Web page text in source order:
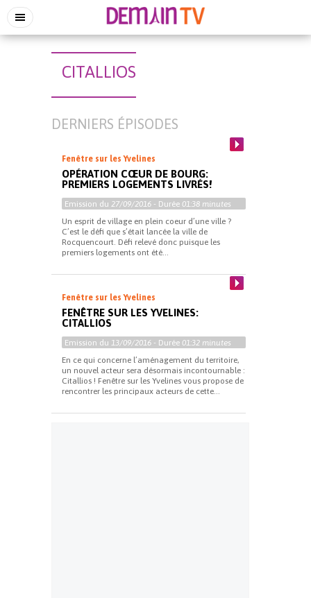
CITALLIOS
DERNIERS ÉPISODES
Fenêtre sur les Yvelines
OPÉRATION CŒUR DE BOURG:
PREMIERS LOGEMENTS LIVRÉS!
Emission du 27/09/2016 - Durée 01:38 minutes
Un esprit de village en plein coeur d’une ville ?
C’est le défi que s’était lancée la ville de
Rocquencourt. Défi relevé donc puisque les
premiers logements ont été...
Fenêtre sur les Yvelines
FENÊTRE SUR LES YVELINES:
CITALLIOS
Emission du 13/09/2016 - Durée 01:32 minutes
En ce qui concerne l’aménagement du territoire,
un nouvel acteur sera désormais incontournable :
Citallios ! Fenêtre sur les Yvelines vous propose de
rencontrer les principaux acteurs de cette...